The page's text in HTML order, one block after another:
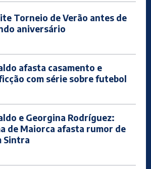
Torneio de Verão antes de
aniversário
afasta casamento e
com série sobre futebol
e Georgina Rodríguez:
de Maiorca afasta rumor de
Sintra